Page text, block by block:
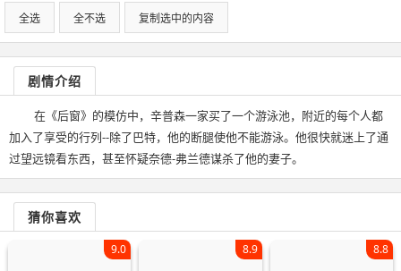
全选 全不选 复制选中的内容
剧情介绍
在《后窗》的模仿中，辛普森一家买了一个游泳池，附近的每个人都
加入了享受的行列--除了巴特，他的断腿使他不能游泳。他很快就迷上了通
过望远镜看东西，甚至怀疑奈德-弗兰德谋杀了他的妻子。
猜你喜欢
9.0 8.9 8.8